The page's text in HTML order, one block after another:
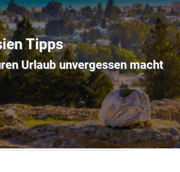
Tipps
Urlaub unvergessen macht